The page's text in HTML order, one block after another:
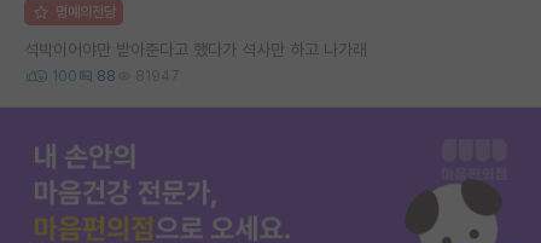
명예의전당
석박이어야만 받아준다고 했다가 석사만 하고 나가래
100 88 81947